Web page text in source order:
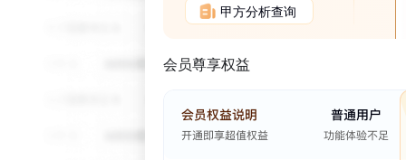
甲方分析查询
会员尊享权益